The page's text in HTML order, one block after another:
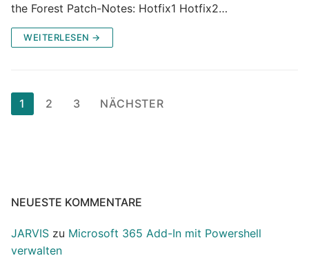
the Forest Patch-Notes: Hotfix1 Hotfix2…
WEITERLESEN →
Seitennummerierung
der
1 2 3 NÄCHSTER
NEUESTE KOMMENTARE
JARVIS zu Microsoft 365 Add-In mit Powershell
verwalten